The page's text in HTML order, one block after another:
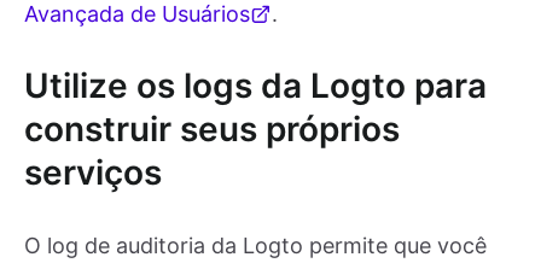
Avançada de Usuários
.
Utilize os logs da Logto para
construir seus próprios
serviços
O log de auditoria da Logto permite que você